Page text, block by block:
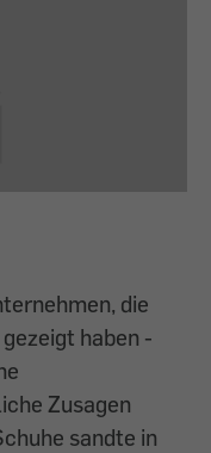
die
haben -
Zusagen
sandte in